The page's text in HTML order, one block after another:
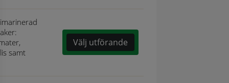
samt
Välj utförande